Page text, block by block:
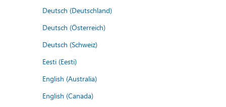
Deutsch (Deutschland)
Deutsch (Österreich)
Deutsch (Schweiz)
Eesti (Eesti)
English (Australia)
English (Canada)